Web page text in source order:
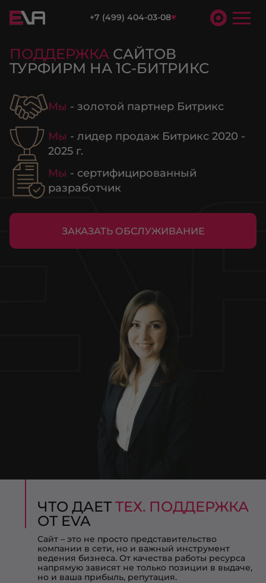
+7 (499) 404-03-08
ПОДДЕРЖКА САЙТОВ
ТУРФИРМ НА 1С-БИТРИКС
Мы - золотой партнер Битрикс
Мы - лидер продаж Битрикс 2020 -
2025 г.
Мы - сертифицированный
разработчик
ЗАКАЗАТЬ ОБСЛУЖИВАНИЕ
ЧТО ДАЕТ ТЕХ. ПОДДЕРЖКА
ОТ EVA
Сайт – это не просто представительство
компании в сети, но и важный инструмент
ведения бизнеса. От качества работы ресурса
напрямую зависят не только позиции в выдаче,
но и ваша прибыль, репутация.